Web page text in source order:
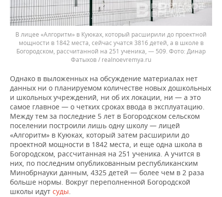
В лицее «Алгоритм» в Куюках, который расширили до проектной
мощности в 1842 места, сейчас учатся 3816 детей, а в школе в
Богородском, рассчитанной на 251 ученика, — 509.
Динар
Фатыхов / realnoevremya.ru
Однако в выложенных на обсуждение материалах нет
данных ни о планируемом количестве новых дошкольных
и школьных учреждений, ни об их локации, ни — а это
самое главное — о четких сроках ввода в эксплуатацию.
Между тем за последние 5 лет в Богородском сельском
поселении построили лишь одну школу — лицей
«Алгоритм» в Куюках, который затем расширили до
проектной мощности в 1842 места, и еще одна школа в
Богородском, рассчитанная на 251 ученика. А учится в
них, по последним опубликованным республиканским
Минобрнауки данным, 4325 детей — более чем в 2 раза
больше нормы. Вокруг переполненной Богородской
школы идут суды.